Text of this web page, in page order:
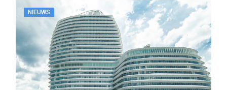
NIEUWS